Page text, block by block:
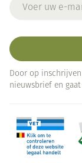
Door op
nieuwsbrief en